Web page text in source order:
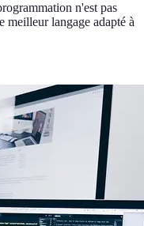
n'est pas
meilleur langage adapté à